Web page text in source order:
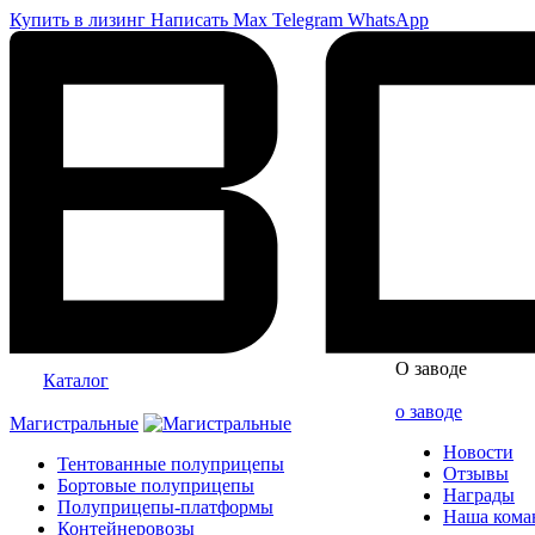
Купить в лизинг Написать Max Telegram WhatsApp
Каталог
Магистральные
Тентованные полуприцепы
Бортовые полуприцепы
Полуприцепы-платформы
Контейнеровозы
О заводе
о заводе
Новости
Отзывы
Награды
Наша